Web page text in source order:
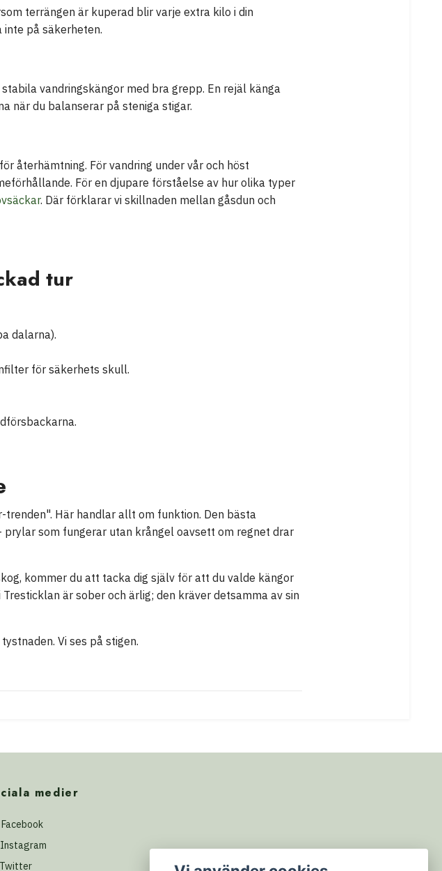
terrängen är kuperad blir varje extra kilo i din
på säkerheten.
vandringskängor med bra grepp. En rejäl känga
när du balanserar på steniga stigar.
återhämtning. För vandring under vår och höst
För en djupare förståelse av hur olika typer
. Där förklarar vi skillnaden mellan gåsdun och
tur
dalarna).
för säkerhets skull.
Här handlar allt om funktion. Den bästa
som fungerar utan krångel oavsett om regnet drar
kommer du att tacka dig själv för att du valde kängor
är sober och ärlig; den kräver detsamma av sin
Vi ses på stigen.
medier
Facebook
Instagram
Twitter